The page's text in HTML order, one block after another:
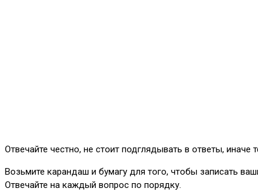
Отвечайте честно, не стоит подглядывать в ответы, иначе
Возьмите карандаш и бумагу для того, чтобы записать
Отвечайте на каждый вопрос по порядку.